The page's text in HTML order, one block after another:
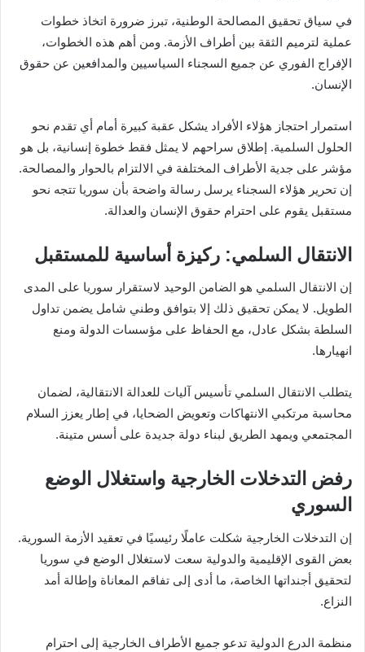
في سياق تحقيق المصالحة الوطنية، تبرز ضرورة اتخاذ خطوات
عملية لترميم الثقة بين أطراف الأزمة. ومن أهم هذه الخطوات،
الإفراج الفوري عن جميع السجناء السياسيين والمدافعين عن حقوق
الإنسان.
استمرار احتجاز هؤلاء الأفراد يشكل عقبة كبيرة أمام أي تقدم نحو
الحلول السلمية. إطلاق سراحهم لا يمثل فقط خطوة إنسانية، بل هو
مؤشر على جدية الأطراف المختلفة في الالتزام بالحوار والمصالحة.
إن تحرير هؤلاء السجناء يرسل رسالة واضحة بأن سوريا تتجه نحو
مستقبل يقوم على احترام حقوق الإنسان والعدالة.
الانتقال السلمي: ركيزة أساسية للمستقبل
إن الانتقال السلمي هو الضامن الوحيد لاستقرار سوريا على المدى
الطويل. لا يمكن تحقيق ذلك إلا بتوافق وطني شامل يضمن تداول
السلطة بشكل عادل، مع الحفاظ على مؤسسات الدولة ومنع
انهيارها.
يتطلب الانتقال السلمي تأسيس آليات للعدالة الانتقالية، لضمان
محاسبة مرتكبي الانتهاكات وتعويض الضحايا، في إطار يعزز السلام
المجتمعي ويمهد الطريق لبناء دولة جديدة على أسس متينة.
رفض التدخلات الخارجية واستغلال الوضع
السوري
إن التدخلات الخارجية شكلت عاملًا رئيسيًا في تعقيد الأزمة السورية.
بعض القوى الإقليمية والدولية سعت لاستغلال الوضع في سوريا
لتحقيق أجنداتها الخاصة، ما أدى إلى تفاقم المعاناة وإطالة أمد
النزاع.
منظمة الدرع الدولية تدعو جميع الأطراف الخارجية إلى احترام